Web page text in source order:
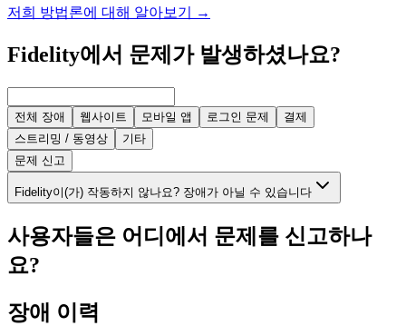
저희 방법론에 대해 알아보기 →
Fidelity에서 문제가 발생하셨나요?
전체 장애 웹사이트 모바일 앱 로그인 문제
결제
스트리밍 / 동영상
기타
문제 신고
Fidelity이(가) 작동하지 않나요? 장애가 아닐 수 있습니다
사용자들은 어디에서 문제를 신고하나
요?
장애 이력